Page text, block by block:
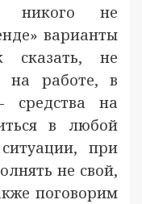
никого не
варианты
сказать, не
на работе, в
на
в любой
при
не свой,
поговорим